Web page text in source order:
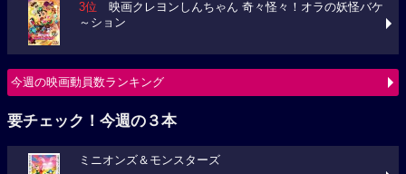
3位 映画クレヨンしんちゃん 奇々怪々！オラの妖怪バケ
～ション
今週の映画動員数ランキング
要チェック！今週の３本
ミニオンズ＆モンスターズ